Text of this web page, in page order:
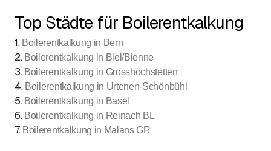
Top Städte für Boilerentkalkung
1. Boilerentkalkung in Bern
2. Boilerentkalkung in Biel/Bienne
3. Boilerentkalkung in Grosshöchstetten
4. Boilerentkalkung in Urtenen-Schönbühl
5. Boilerentkalkung in Basel
6. Boilerentkalkung in Reinach BL
7. Boilerentkalkung in Malans GR